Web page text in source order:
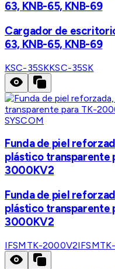
63, KNB-65, KNB-69
Cargador de
63, KNB-65, KNB-69
KSC-35SKKSC-35SK
SYSCOM
Funda de piel
plástico transparente
3000KV2
Funda de piel
plástico transparente
3000KV2
IFSMTK-2000V2